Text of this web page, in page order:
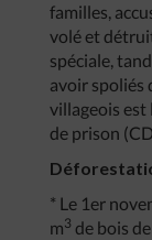
familles,
volé et
spéciale,
avoir spoliés
villageois est
de prison
* Le 1er
m3 de bois